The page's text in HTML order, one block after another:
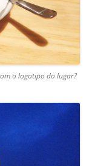
o logotipo do lugar?